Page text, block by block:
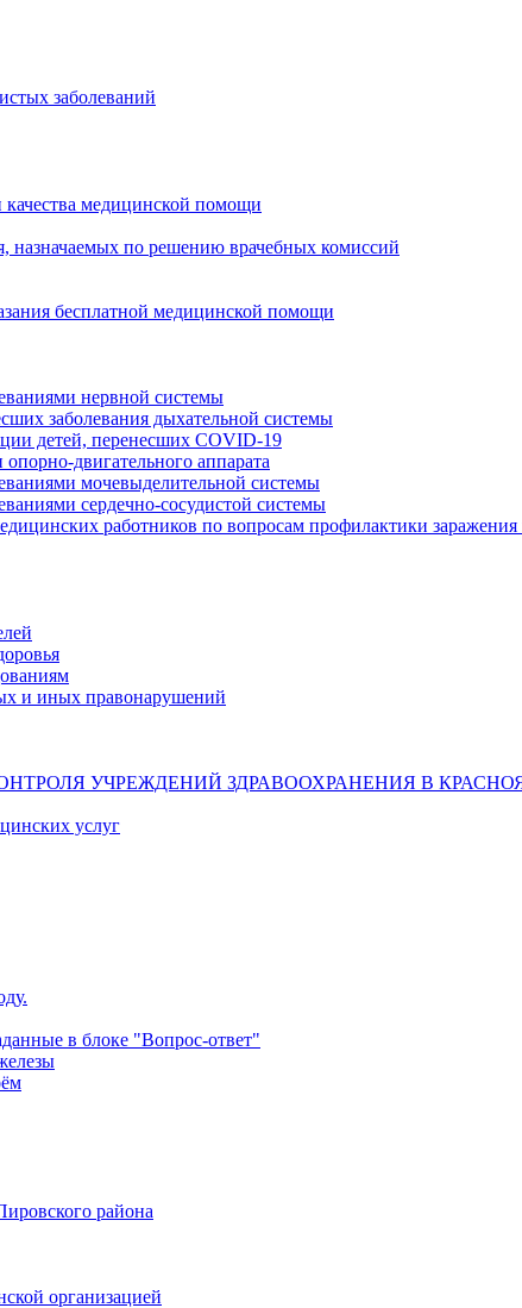
заболеваний
медицинской помощи
назначаемых по решению врачебных комиссий
бесплатной медицинской помощи
нервной системы
заболевания дыхательной системы
детей, перенесших COVID-19
двигательного аппарата
мочевыделительной системы
сердечно-сосудистой системы
работников по вопросам профилактики заражения
и иных правонарушений
УЧРЕЖДЕНИЙ ЗДРАВООХРАНЕНИЯ В
услуг
в блоке "Вопрос-ответ"
района
организацией